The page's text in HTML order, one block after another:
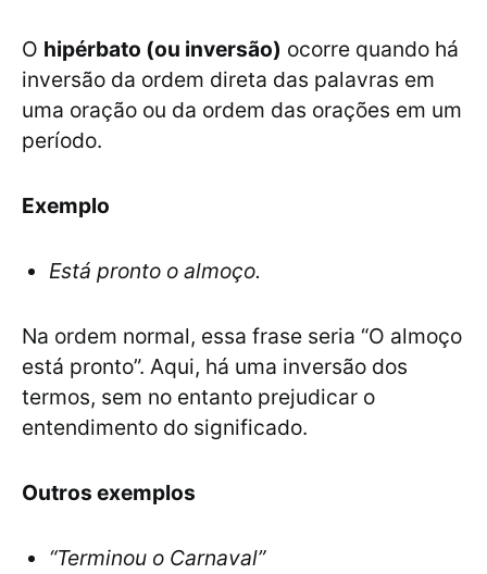
O hipérbato (ou inversão) ocorre quando há
inversão da ordem direta das palavras em
uma oração ou da ordem das orações em um
período.
Exemplo
Está pronto o almoço.
Na ordem normal, essa frase seria “O almoço
está pronto”. Aqui, há uma inversão dos
termos, sem no entanto prejudicar o
entendimento do significado.
Outros exemplos
“Terminou o Carnaval”